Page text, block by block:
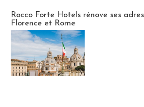
Rocco Forte Hotels rénove ses
Florence et Rome